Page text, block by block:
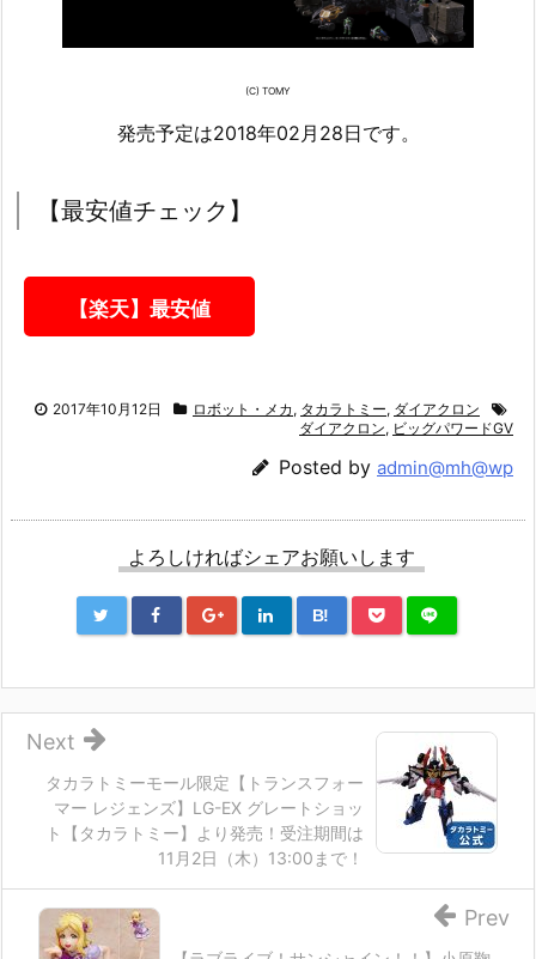
(C) TOMY
発売予定は2018年02月28日です。
【最安値チェック】
【楽天】最安値
2017年10月12日 ロボット・メカ , タカラトミー, ダイアクロン
ダイアクロン, ビッグパワードGV
Posted by admin@mh@wp
よろしければシェアお願いします
B!
タカラトミーモール限定【トランスフォー
マー レジェンズ】LG-EX グレートショッ
ト【タカラトミー】より発売！受注期間は
11月2日（木）13:00まで！
Next
Prev